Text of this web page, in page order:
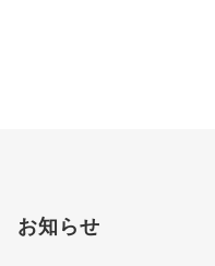
お知らせ